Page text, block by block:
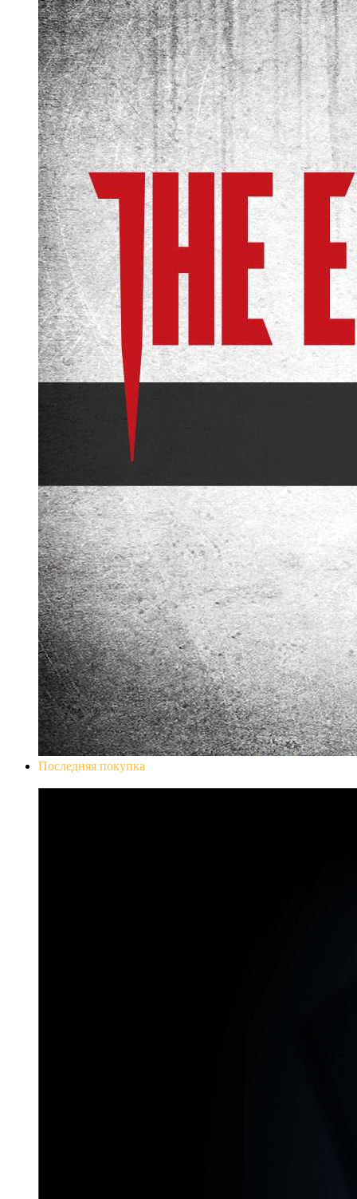
Последняя покупка